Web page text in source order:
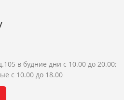
в будние дни с 10.00 до 20.00;
с 10.00 до 18.00